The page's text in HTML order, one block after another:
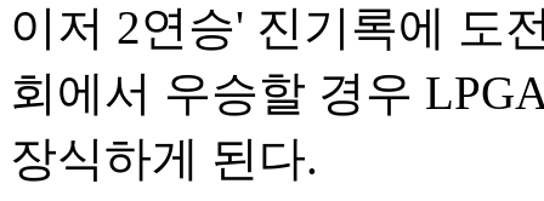
이저 2연승' 진기록에 도
회에서 우승할 경우
장식하게 된다.